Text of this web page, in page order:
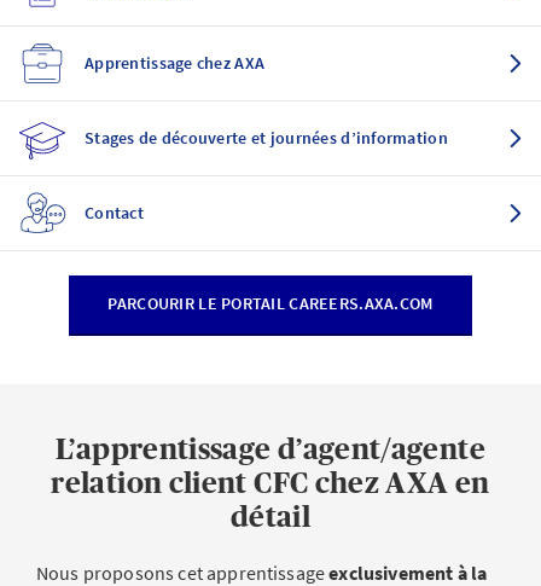
Apprentissage chez AXA
Stages de découverte et journées d’information
Contact
PARCOURIR LE PORTAIL CAREERS.AXA.COM
L’apprentissage d’agent/agente
relation client CFC chez AXA en
détail
Nous proposons cet apprentissageexclusivement à la